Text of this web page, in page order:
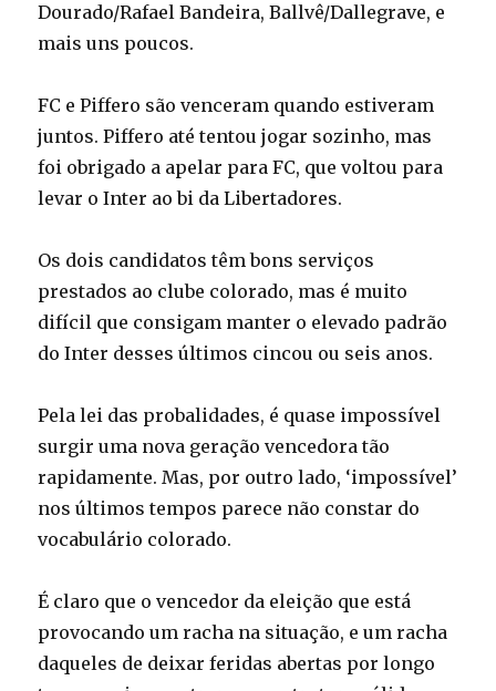
Dourado/Rafael Bandeira, Ballvê/Dallegrave, e
mais uns poucos.
FC e Piffero são venceram quando estiveram
juntos. Piffero até tentou jogar sozinho, mas
foi obrigado a apelar para FC, que voltou para
levar o Inter ao bi da Libertadores.
Os dois candidatos têm bons serviços
prestados ao clube colorado, mas é muito
difícil que consigam manter o elevado padrão
do Inter desses últimos cincou ou seis anos.
Pela lei das probalidades, é quase impossível
surgir uma nova geração vencedora tão
rapidamente. Mas, por outro lado, ‘impossível’
nos últimos tempos parece não constar do
vocabulário colorado.
É claro que o vencedor da eleição que está
provocando um racha na situação, e um racha
daqueles de deixar feridas abertas por longo